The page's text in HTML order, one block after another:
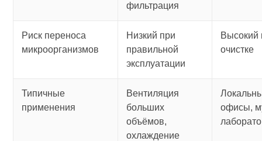
фильтрация
Риск переноса
микроорганизмов
Низкий при
правильной
эксплуатации
Высокий
очистке
Типичные
применения
Вентиляция
больших
объёмов,
охлаждение
офисы,